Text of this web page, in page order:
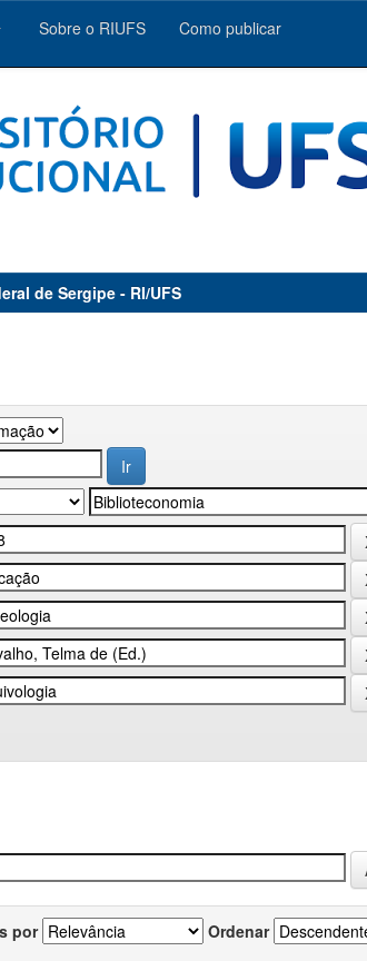
Sobre o RIUFS Como publicar
de Sergipe - RI/UFS
por Ordenar